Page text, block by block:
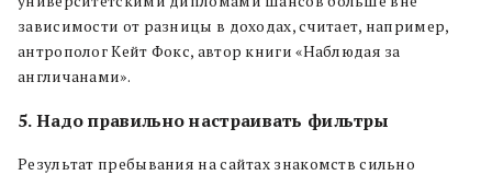
зависимости от разницы в доходах, считает, например,
антрополог Кейт Фокс, автор книги «Наблюдая за
англичанами».
5. Надо правильно настраивать фильтры
Результат пребывания на сайтах знакомств сильно